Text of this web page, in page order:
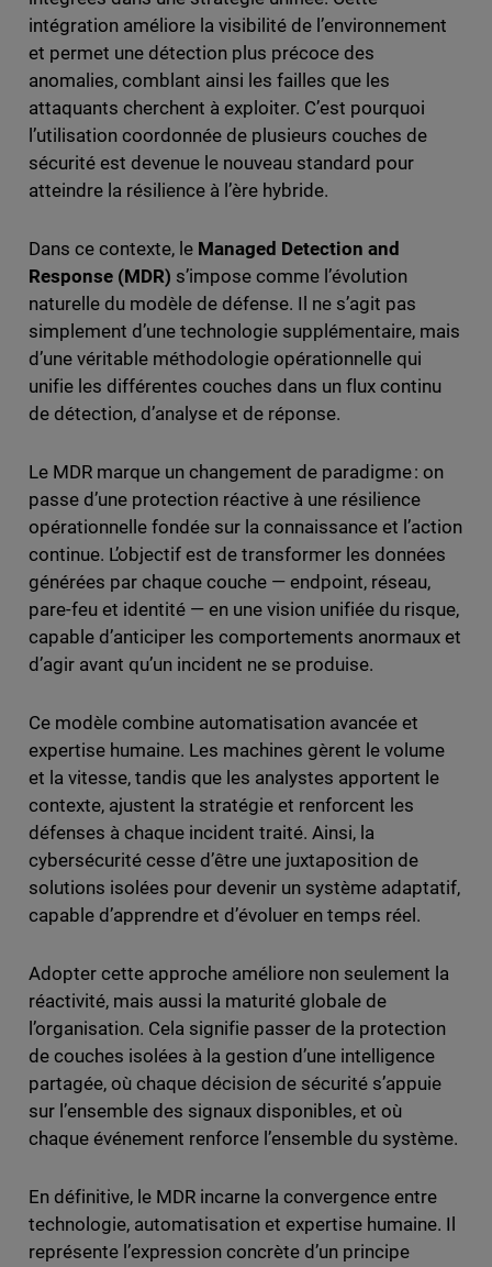
intégration améliore la visibilité de l’environnement
et permet une détection plus précoce des
anomalies, comblant ainsi les failles que les
attaquants cherchent à exploiter. C’est pourquoi
l’utilisation coordonnée de plusieurs couches de
sécurité est devenue le nouveau standard pour
atteindre la résilience à l’ère hybride.
Dans ce contexte, le Managed Detection and
Response (MDR) s’impose comme l’évolution
naturelle du modèle de défense. Il ne s’agit pas
simplement d’une technologie supplémentaire, mais
d’une véritable méthodologie opérationnelle qui
unifie les différentes couches dans un flux continu
de détection, d’analyse et de réponse.
Le MDR marque un changement de paradigme : on
passe d’une protection réactive à une résilience
opérationnelle fondée sur la connaissance et l’action
continue. L’objectif est de transformer les données
générées par chaque couche — endpoint, réseau,
pare-feu et identité — en une vision unifiée du risque,
capable d’anticiper les comportements anormaux et
d’agir avant qu’un incident ne se produise.
Ce modèle combine automatisation avancée et
expertise humaine. Les machines gèrent le volume
et la vitesse, tandis que les analystes apportent le
contexte, ajustent la stratégie et renforcent les
défenses à chaque incident traité. Ainsi, la
cybersécurité cesse d’être une juxtaposition de
solutions isolées pour devenir un système adaptatif,
capable d’apprendre et d’évoluer en temps réel.
Adopter cette approche améliore non seulement la
réactivité, mais aussi la maturité globale de
l’organisation. Cela signifie passer de la protection
de couches isolées à la gestion d’une intelligence
partagée, où chaque décision de sécurité s’appuie
sur l’ensemble des signaux disponibles, et où
chaque événement renforce l’ensemble du système.
En définitive, le MDR incarne la convergence entre
technologie, automatisation et expertise humaine. Il
représente l’expression concrète d’un principe